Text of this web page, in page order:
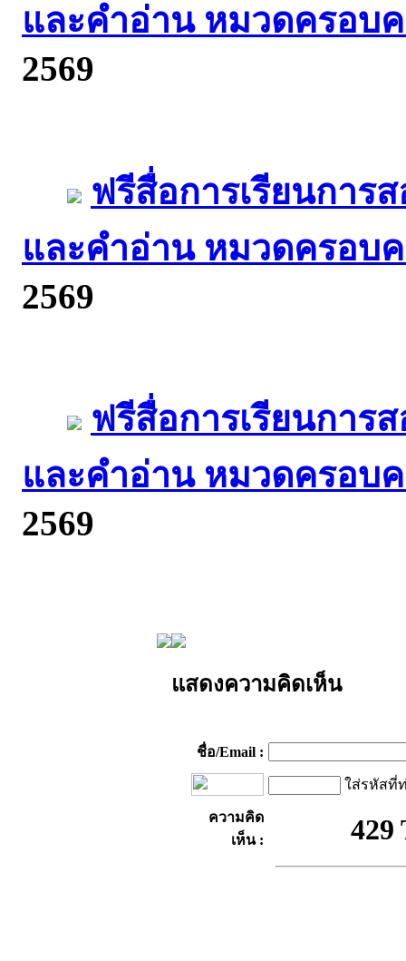
และคำอ่าน หมวดครอบค
2569
ฟรีสื่อการเรียนการ
และคำอ่าน หมวดครอบค
2569
ฟรีสื่อการเรียนการ
และคำอ่าน หมวดครอบค
2569
แสดงความคิดเห็น
ชื่อ/Email :
ใส่รหัสที่
ความคิด
เห็น :